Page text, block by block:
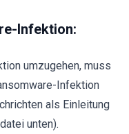
Infektion:
umzugehen, muss
Infektion
als Einleitung
unten).